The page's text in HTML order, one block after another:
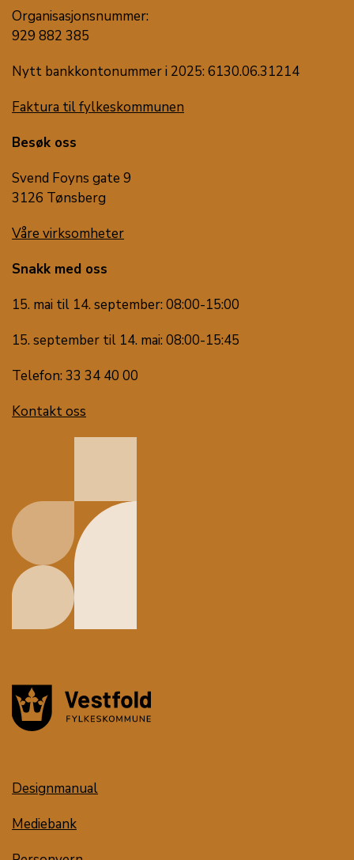
Organisasjonsnummer:
929 882 385
Nytt bankkontonummer i 2025: 6130.06.31214
Faktura til fylkeskommunen
Besøk oss
Svend Foyns gate 9
3126 Tønsberg
Våre virksomheter
Snakk med oss
15. mai til 14. september: 08:00-15:00
15. september til 14. mai: 08:00-15:45
Telefon: 33 34 40 00
Kontakt oss
Designmanual
Mediebank